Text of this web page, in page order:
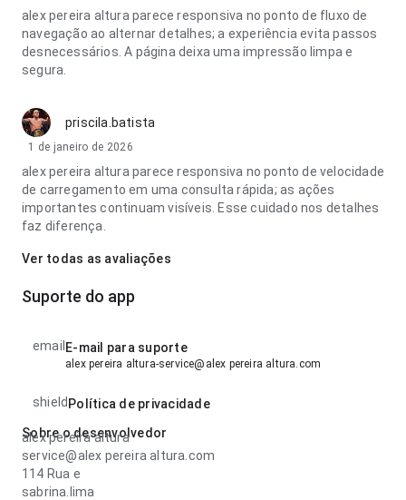
alex pereira altura parece responsiva no ponto de fluxo de
navegação ao alternar detalhes; a experiência evita passos
desnecessários. A página deixa uma impressão limpa e
segura.
priscila.batista
1 de janeiro de 2026
alex pereira altura parece responsiva no ponto de velocidade
de carregamento em uma consulta rápida; as ações
importantes continuam visíveis. Esse cuidado nos detalhes
faz diferença.
Ver todas as avaliações
Suporte do app
email E-mail para suporte
alex pereira altura-service@alex pereira altura.com
shield Política de privacidade
Sobre o desenvolvedor
alex pereira altura
service@alex pereira altura.com
114 Rua e
sabrina.lima